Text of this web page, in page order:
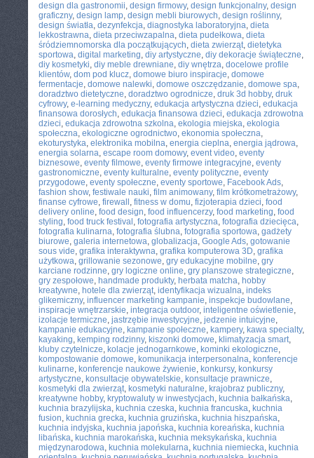
design dla gastronomii, design firmowy, design funkcjonalny, design
graficzny, design lamp, design mebli biurowych, design roślinny,
design światła, dezynfekcja, diagnostyka laboratoryjna, dieta
lekkostrawna, dieta przeciwzapalna, dieta pudełkowa, dieta
śródziemnomorska dla początkujących, dieta zwierząt, dietetyka
sportowa, digital marketing, diy artystyczne, diy dekoracje świąteczne,
diy kosmetyki, diy meble drewniane, diy wnętrza, docelowe profile
klientów, dom pod klucz, domowe biuro inspiracje, domowe
fermentacje, domowe nalewki, domowe oszczędzanie, domowe spa,
doradztwo dietetyczne, doradztwo ogrodnicze, druk 3d hobby, druk
cyfrowy, e-learning medyczny, edukacja artystyczna dzieci, edukacja
finansowa dorosłych, edukacja finansowa dzieci, edukacja zdrowotna
dzieci, edukacja zdrowotna szkolna, ekologia miejska, ekologia
społeczna, ekologiczne ogrodnictwo, ekonomia społeczna,
ekoturystyka, elektronika mobilna, energia cieplna, energia jądrowa,
energia solarna, escape room domowy, event video, eventy
biznesowe, eventy filmowe, eventy firmowe integracyjne, eventy
gastronomiczne, eventy kulturalne, eventy polityczne, eventy
przygodowe, eventy społeczne, eventy sportowe, Facebook Ads,
fashion show, festiwale nauki, film animowany, film krótkometrażowy,
finanse cyfrowe, firewall , fitness w domu, fizjoterapia dzieci, food
delivery online, food design, food influencerzy, food marketing, food
styling, food truck festival , fotografia artystyczna, fotografia dziecięca,
fotografia kulinarna, fotografia ślubna, fotografia sportowa, gadżety
biurowe, galeria internetowa, globalizacja, Google Ads, gotowanie
sous vide, grafika interaktywna, grafika komputerowa 3D, grafika
użytkowa, grillowanie sezonowe, gry edukacyjne mobilne, gry
karciane rodzinne, gry logiczne online, gry planszowe strategiczne,
gry zespołowe, handmade produkty, herbata matcha, hobby
kreatywne, hotele dla zwierząt, identyfikacja wizualna, indeks
glikemiczny, influencer marketing kampanie, inspekcje budowlane,
inspiracje wnętrzarskie, integracja outdoor, inteligentne oświetlenie,
izolacje termiczne, jastrzębie inwestycyjne, jedzenie intuicyjne,
kampanie edukacyjne, kampanie społeczne, kampery, kawa specialty,
kayaking, kemping rodzinny, kiszonki domowe, klimatyzacja smart,
kluby czytelnicze, kolacje jednogarnkowe, kominki ekologiczne,
kompostowanie domowe, komunikacja interpersonalna, konferencje
kulinarne, konferencje naukowe żywienie, konkursy, konkursy
artystyczne, konsultacje obywatelskie, konsultacje prawnicze,
kosmetyki dla zwierząt, kosmetyki naturalne, krajobraz publiczny,
kreatywne hobby, kryptowaluty w inwestycjach, kuchnia bałkańska,
kuchnia brazylijska, kuchnia czeska, kuchnia francuska, kuchnia
fusion, kuchnia grecka, kuchnia gruzińska, kuchnia hiszpańska,
kuchnia indyjska, kuchnia japońska, kuchnia koreańska, kuchnia
libańska, kuchnia marokańska, kuchnia meksykańska, kuchnia
międzynarodowa, kuchnia molekularna, kuchnia niemiecka, kuchnia